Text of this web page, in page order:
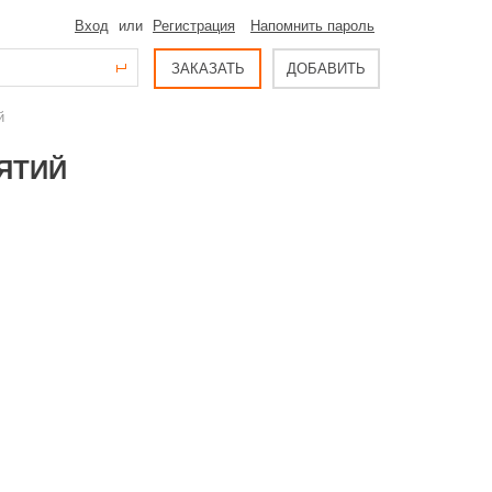
Вход или Регистрация Напомнить пароль
ЗАКАЗАТЬ ДОБАВИТЬ